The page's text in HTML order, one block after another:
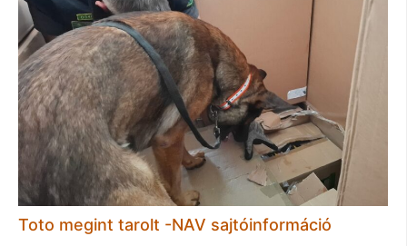
Toto megint tarolt -NAV sajtóinformáció